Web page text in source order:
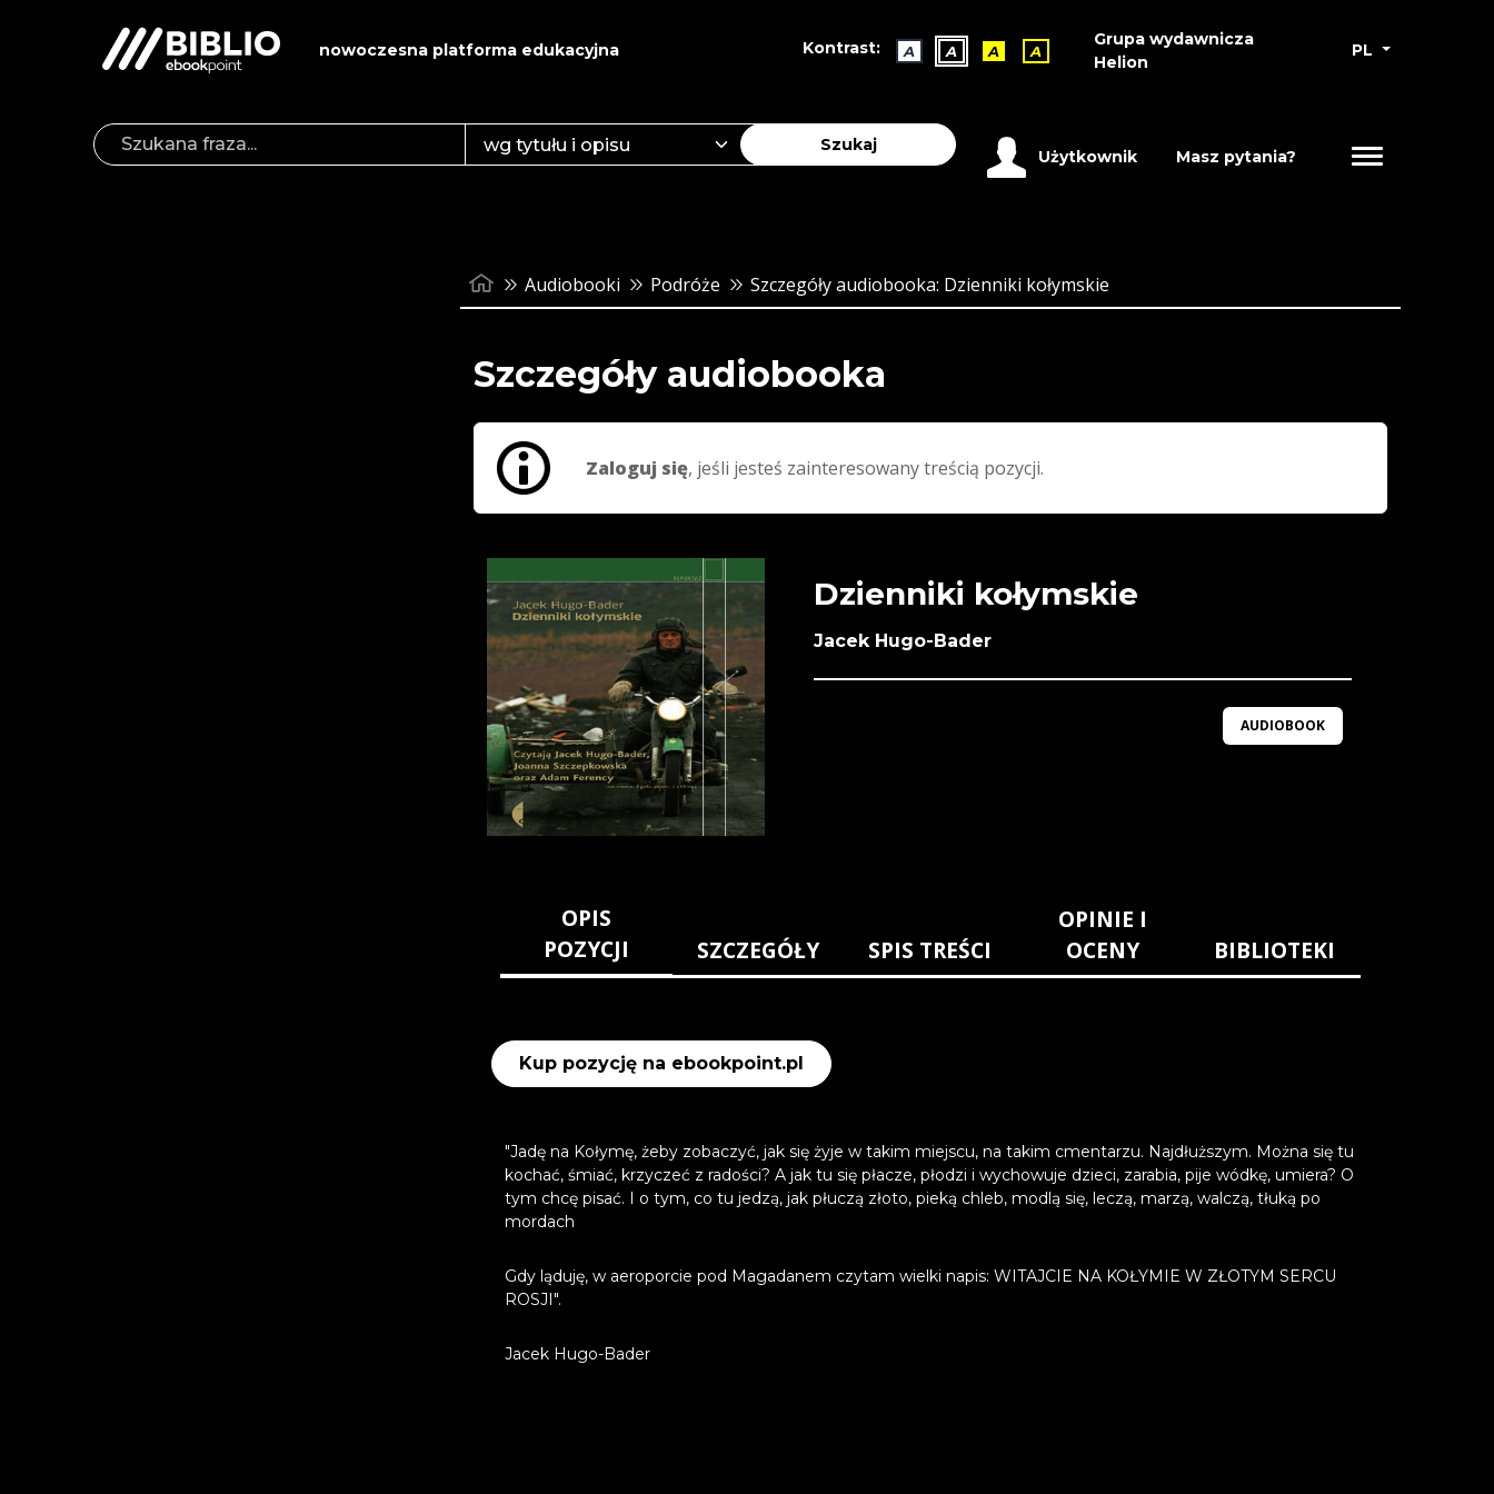
nowoczesna platforma edukacyjna Kontrast: A A A A
Grupa wydawnicza
Helion
PL
Szukaj
Użytkownik Masz pytania?
Audiobooki Podróże Szczegóły audiobooka: Dzienniki kołymskie
Szczegóły audiobooka
Zaloguj się, jeśli jesteś zainteresowany treścią pozycji.
Dzienniki kołymskie
Jacek Hugo-Bader
AUDIOBOOK
OPIS
POZYCJI
SZCZEGÓŁY SPIS TREŚCI
OPINIE I
OCENY
BIBLIOTEKI
Kup pozycję na ebookpoint.pl
"Jadę na Kołymę, żeby zobaczyć, jak się żyje w takim miejscu, na takim cmentarzu. Najdłuższym. Można się tu
kochać, śmiać, krzyczeć z radości? A jak tu się płacze, płodzi i wychowuje dzieci, zarabia, pije wódkę, umiera? O
tym chcę pisać. I o tym, co tu jedzą, jak płuczą złoto, pieką chleb, modlą się, leczą, marzą, walczą, tłuką po
mordach
Gdy ląduję, w aeroporcie pod Magadanem czytam wielki napis: WITAJCIE NA KOŁYMIE W ZŁOTYM SERCU
ROSJI".
Jacek Hugo-Bader